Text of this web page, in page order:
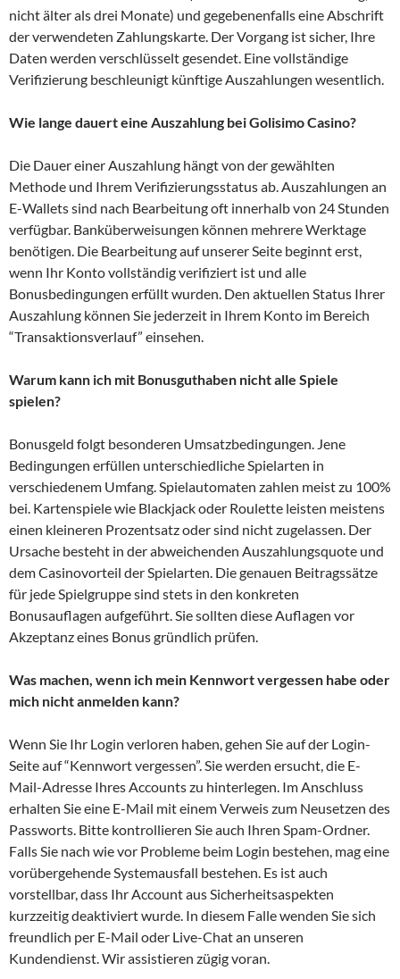
nicht älter als drei Monate) und gegebenenfalls eine Abschrift
der verwendeten Zahlungskarte. Der Vorgang ist sicher, Ihre
Daten werden verschlüsselt gesendet. Eine vollständige
Verifizierung beschleunigt künftige Auszahlungen wesentlich.
Wie lange dauert eine Auszahlung bei Golisimo Casino?
Die Dauer einer Auszahlung hängt von der gewählten
Methode und Ihrem Verifizierungsstatus ab. Auszahlungen an
E-Wallets sind nach Bearbeitung oft innerhalb von 24 Stunden
verfügbar. Banküberweisungen können mehrere Werktage
benötigen. Die Bearbeitung auf unserer Seite beginnt erst,
wenn Ihr Konto vollständig verifiziert ist und alle
Bonusbedingungen erfüllt wurden. Den aktuellen Status Ihrer
Auszahlung können Sie jederzeit in Ihrem Konto im Bereich
“Transaktionsverlauf” einsehen.
Warum kann ich mit Bonusguthaben nicht alle Spiele
spielen?
Bonusgeld folgt besonderen Umsatzbedingungen. Jene
Bedingungen erfüllen unterschiedliche Spielarten in
verschiedenem Umfang. Spielautomaten zahlen meist zu 100%
bei. Kartenspiele wie Blackjack oder Roulette leisten meistens
einen kleineren Prozentsatz oder sind nicht zugelassen. Der
Ursache besteht in der abweichenden Auszahlungsquote und
dem Casinovorteil der Spielarten. Die genauen Beitragssätze
für jede Spielgruppe sind stets in den konkreten
Bonusauflagen aufgeführt. Sie sollten diese Auflagen vor
Akzeptanz eines Bonus gründlich prüfen.
Was machen, wenn ich mein Kennwort vergessen habe oder
mich nicht anmelden kann?
Wenn Sie Ihr Login verloren haben, gehen Sie auf der Login-
Seite auf “Kennwort vergessen”. Sie werden ersucht, die E-
Mail-Adresse Ihres Accounts zu hinterlegen. Im Anschluss
erhalten Sie eine E-Mail mit einem Verweis zum Neusetzen des
Passworts. Bitte kontrollieren Sie auch Ihren Spam-Ordner.
Falls Sie nach wie vor Probleme beim Login bestehen, mag eine
vorübergehende Systemausfall bestehen. Es ist auch
vorstellbar, dass Ihr Account aus Sicherheitsaspekten
kurzzeitig deaktiviert wurde. In diesem Falle wenden Sie sich
freundlich per E-Mail oder Live-Chat an unseren
Kundendienst. Wir assistieren zügig voran.